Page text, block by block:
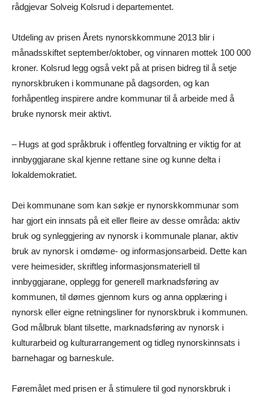
rådgjevar Solveig Kolsrud i departementet.
Utdeling av prisen Årets nynorskkommune 2013 blir i
månadsskiftet september/oktober, og vinnaren mottek 100 000
kroner. Kolsrud legg også vekt på at prisen bidreg til å setje
nynorskbruken i kommunane på dagsorden, og kan
forhåpentleg inspirere andre kommunar til å arbeide med å
bruke nynorsk meir aktivt.
– Hugs at god språkbruk i offentleg forvaltning er viktig for at
innbyggjarane skal kjenne rettane sine og kunne delta i
lokaldemokratiet.
Dei kommunane som kan søkje er nynorskkommunar som
har gjort ein innsats på eit eller fleire av desse områda: aktiv
bruk og synleggjering av nynorsk i kommunale planar, aktiv
bruk av nynorsk i omdøme- og informasjonsarbeid. Dette kan
vere heimesider, skriftleg informasjonsmateriell til
innbyggjarane, opplegg for generell marknadsføring av
kommunen, til dømes gjennom kurs og anna opplæring i
nynorsk eller eigne retningsliner for nynorskbruk i kommunen.
God målbruk blant tilsette, marknadsføring av nynorsk i
kulturarbeid og kulturarrangement og tidleg nynorskinnsats i
barnehagar og barneskule.
Føremålet med prisen er å stimulere til god nynorskbruk i